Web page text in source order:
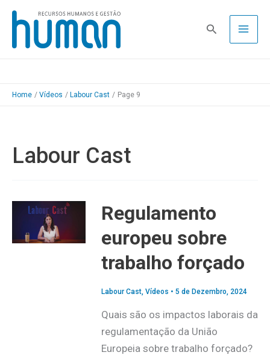
Skip
content
Pesquisa
Home Vídeos Labour Cast Page 9
Labour Cast
Regulamento
europeu sobre
trabalho forçado
Labour Cast, Vídeos • 5 de Dezembro, 2024
Quais são os impactos laborais da
regulamentação da União
Europeia sobre trabalho forçado?